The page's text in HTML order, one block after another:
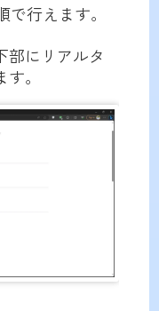
行えます。
部にリアルタ
。